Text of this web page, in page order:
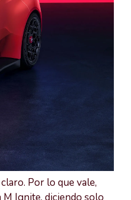
Por lo que vale,